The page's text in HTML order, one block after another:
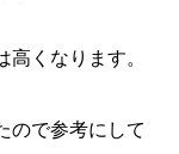
くなります。
ので参考にして